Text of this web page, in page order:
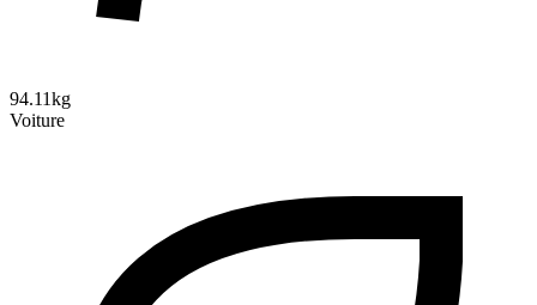
94.11kg
Voiture